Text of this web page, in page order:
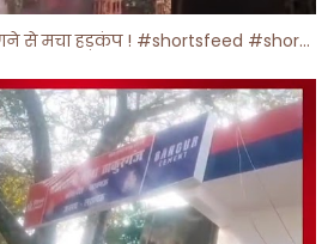
होतक में अचानक आग लगने से मचा हड़कंप ! #shortsfeed #shorts #viralshorts